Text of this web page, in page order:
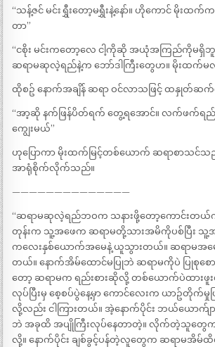
“သန့်ဇင် မင်းရွှီးတော့မရွှီးနဲ့နော်။ ဟိုကောင် မိုးထက်
တာ”
“ငစိုး မင်းကတော့လေ ငါ့ကိုဆို အယုံအကြည်ကိုမရှိဘူး
ဆရာမဆုလဲ့ရည်နဲ့က ဘော်ဒါကြီးတွေဟ။ မိုးထက်မလို့
ထိုစဥ် နောက်အချိန် ဆရာ ဝင်လာသဖြင့် ထနှုတ်ဆက်
“အာ့ဆို နက်ဖြန်ပိတ်ရက် တွေ့ရအောင်။ လက်ဖက်ရည်
ကျွေးမယ်”
ဟုပြောကာ မိုးထက်မြင့်တစ်ယောက် ဆရာစာသင်
အာရုံစိုက်လိုက်သည်။
——————————————
“ဆရာမဆုလဲ့ရည်ဘဝက သနားဖို့တော့ကောင်းတ
တုန်းက သူ့အဖေက ဆရာမတို့သားအမိကိုပစ်ပြီး သူ့အ
ကလေးနှစ်ယောက်အမေနဲ့ ယူသွားတယ်။ ဆရာမအမ
တယ်။ နောက်အိမ်ထောင်မပြုဘဲ ဆရာမကိုပဲ ပြုစုစော
တော့ ဆရာမက ရည်းစားဆိုလို့ တစ်ယောက်ပဲထား
လုပ်ပြီးမှ စေ့စပ်ပွဲနေ့မှာ ကောင်လေးက ယာဥ်တိုက်မှု
လို့လည်း ငါကြားတယ်။ အဲ့နောက်ပိုင်း ဘယ်ယောက်ျ
ဘဲ အခုထိ အပျိုကြီးလုပ်နေတာတဲ့။ လိုက်တဲ့သူတွေက
လို့။ နောက်ပိုင်း ချစ်ခွင့်ပန်တဲ့လူတွေက ဆရာမအိမ်ထိ